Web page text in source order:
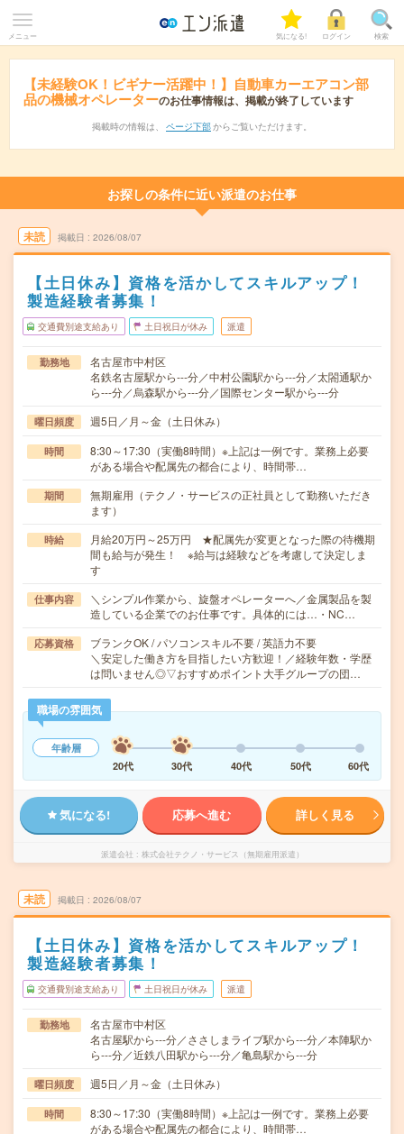
メニュー 気になる! ログイン 検索
【未経験OK！ビギナー活躍中！】自動車カーエアコン部
品の機械オペレーターのお仕事情報は、掲載が終了しています
掲載時の情報は、 ページ下部 からご覧いただけます。
お探しの条件に近い派遣のお仕事
未読 掲載日 2026/08/07
【土日休み】資格を活かしてスキルアップ！
製造経験者募集！
交通費別途支給あり 土日祝日が休み 派遣
勤務地
名古屋市中村区
名鉄名古屋駅から---分／中村公園駅から---分／太閤通駅か
ら---分／烏森駅から---分／国際センター駅から---分
曜日頻度 週5日／月～金（土日休み）
時間
8:30～17:30（実働8時間）※上記は一例です。業務上必要
がある場合や配属先の都合により、時間帯…
期間
無期雇用（テクノ・サービスの正社員として勤務いただき
ます）
時給
月給20万円～25万円 ★配属先が変更となった際の待機期
間も給与が発生！ ※給与は経験などを考慮して決定しま
す
仕事内容
＼シンプル作業から、旋盤オペレーターへ／金属製品を製
造している企業でのお仕事です。具体的には…・NC…
応募資格
ブランクOK / パソコンスキル不要 / 英語力不要
＼安定した働き方を目指したい方歓迎！／経験年数・学歴
は問いません◎▽おすすめポイント大手グループの団…
職場の雰囲気
年齢層
20代
30代 40代 50代 60代
気になる! 応募へ進む 詳しく見る
派遣会社 株式会社テクノ・サービス（無期雇用派遣）
未読 掲載日 2026/08/07
【土日休み】資格を活かしてスキルアップ！
製造経験者募集！
交通費別途支給あり 土日祝日が休み 派遣
勤務地
名古屋市中村区
名古屋駅から---分／ささしまライブ駅から---分／本陣駅か
ら---分／近鉄八田駅から---分／亀島駅から---分
曜日頻度 週5日／月～金（土日休み）
時間
8:30～17:30（実働8時間）※上記は一例です。業務上必要
がある場合や配属先の都合により、時間帯…